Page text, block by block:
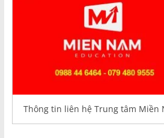
Thông tin liên hệ Trung tâm Miền